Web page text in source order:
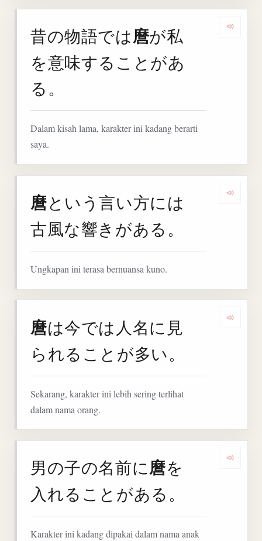
昔の物語では麿が私
を意味することがあ
る。
Dalam kisah lama, karakter ini kadang berarti
saya.
麿という言い方には
古風な響きがある。
Ungkapan ini terasa bernuansa kuno.
麿は今では人名に見
られることが多い。
Sekarang, karakter ini lebih sering terlihat
dalam nama orang.
男の子の名前に麿を
入れることがある。
Karakter ini kadang dipakai dalam nama anak